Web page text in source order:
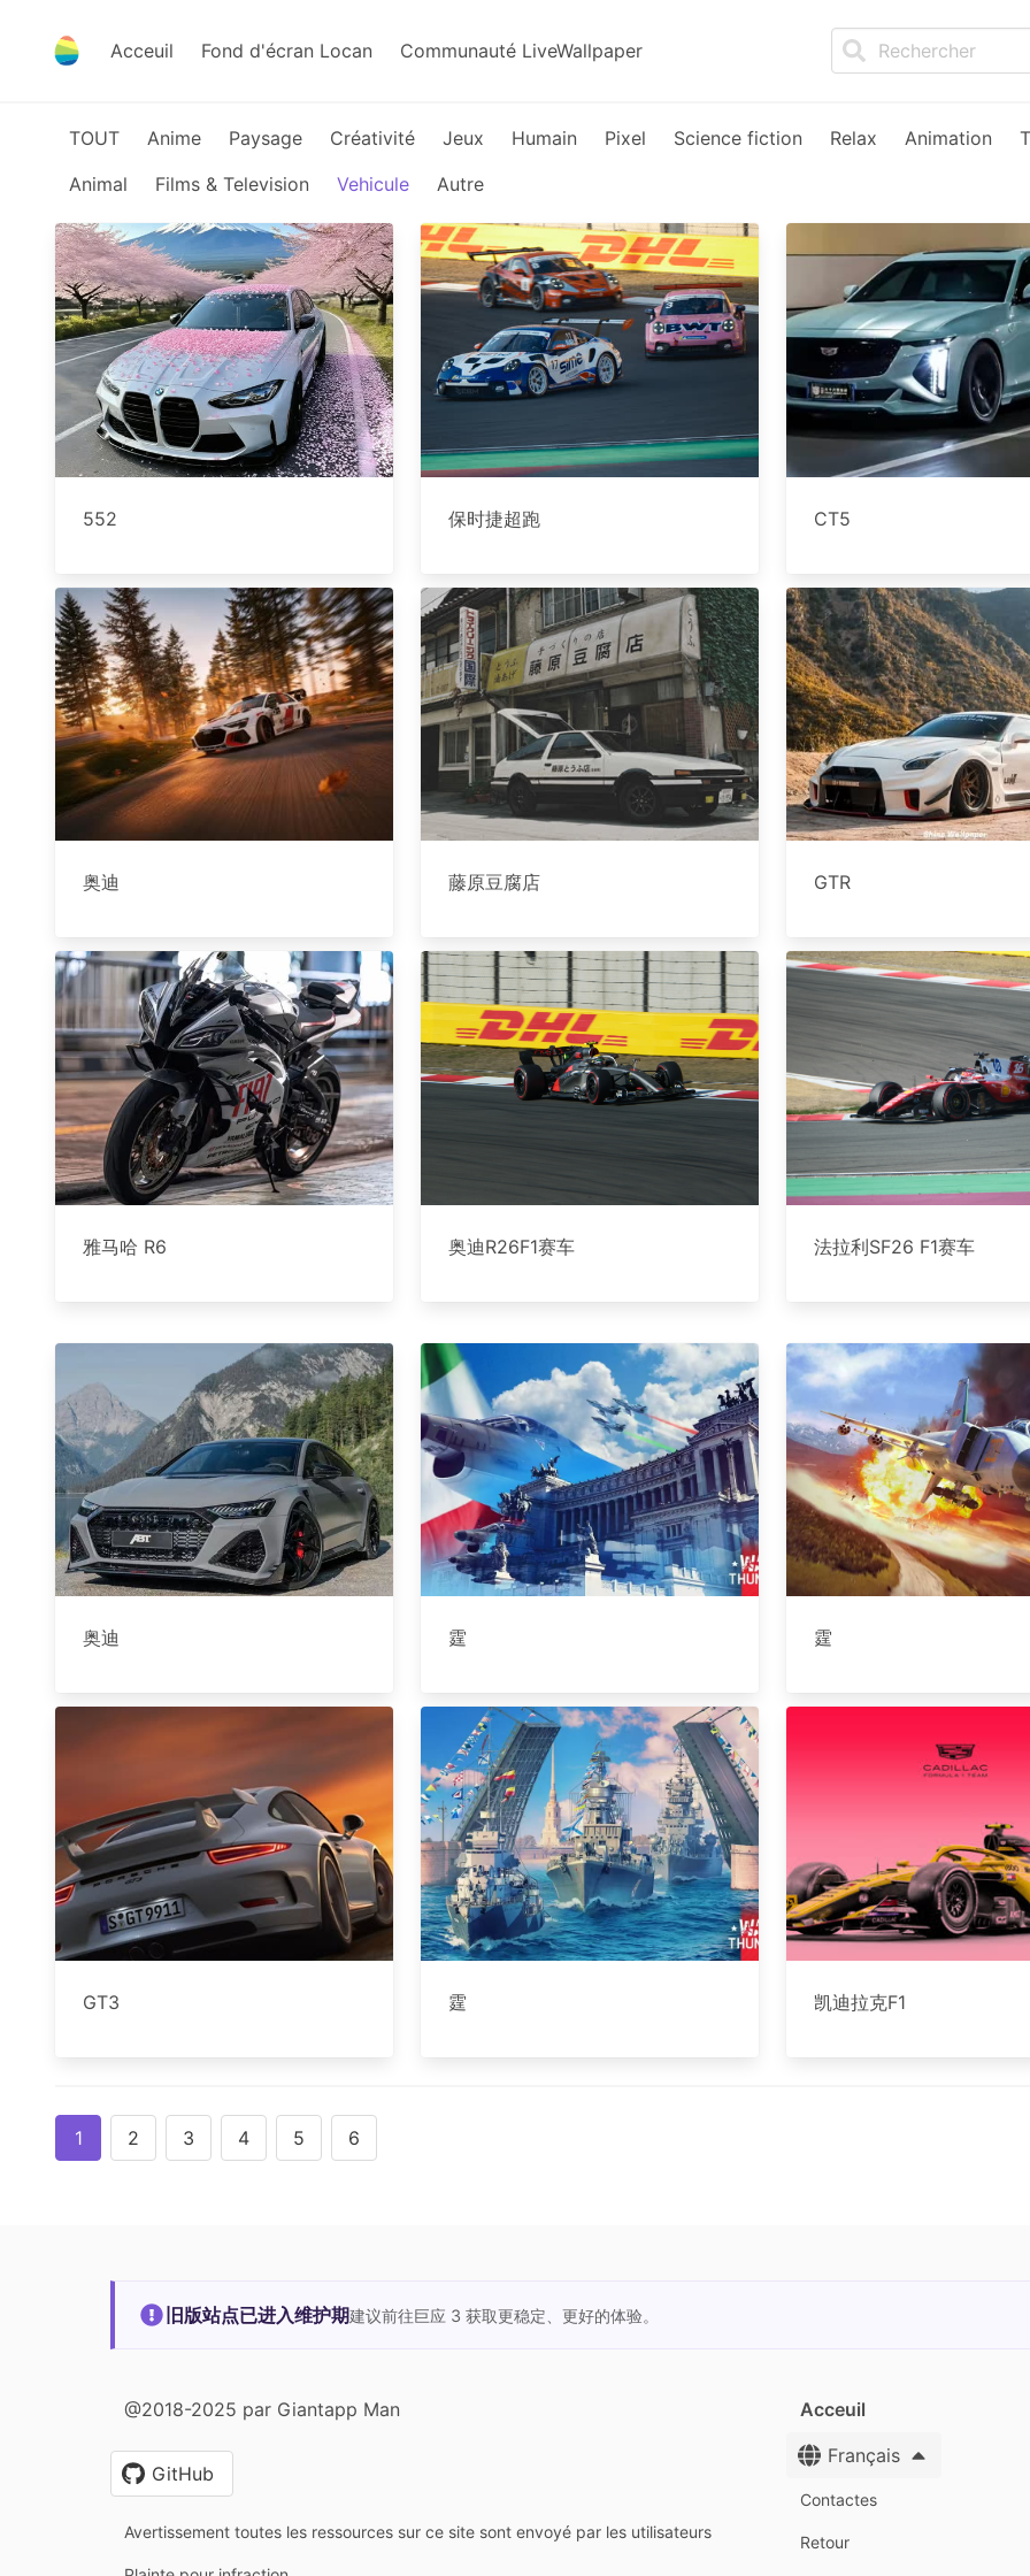
Acceuil Fond d'écran Locan Communauté LiveWallpaper
TOUT Anime Paysage Créativité Jeux Humain Pixel Science fiction Relax Animation
Animal
Films & Television Vehicule Autre
552 保时捷超跑 CT5
奥迪 藤原豆腐店 GTR
雅马哈 R6 奥迪R26F1赛车 法拉利SF26 F1赛车
奥迪 霆 霆
GT3 霆 凯迪拉克F1
1 2 3 4 5 6
旧版站点已进入维护期建议前往巨应 3 获取更稳定、更好的体验。
@2018-2025 par Giantapp Man
GitHub
Avertissement toutes les ressources sur ce site sont envoyé par les utilisateurs
Acceuil
Français
Contactes
Retour